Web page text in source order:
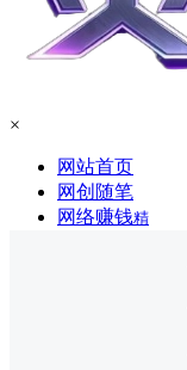
×
网站首页
网创随笔
网络赚钱精